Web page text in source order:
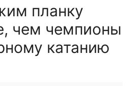
планку
чем чемпионы
катанию